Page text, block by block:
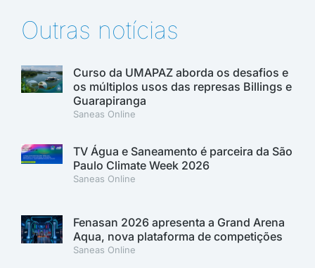
Outras notícias
Curso da UMAPAZ aborda os desafios e
os múltiplos usos das represas Billings e
Guarapiranga
Saneas Online
TV Água e Saneamento é parceira da São
Paulo Climate Week 2026
Saneas Online
Fenasan 2026 apresenta a Grand Arena
Aqua, nova plataforma de competições
Saneas Online